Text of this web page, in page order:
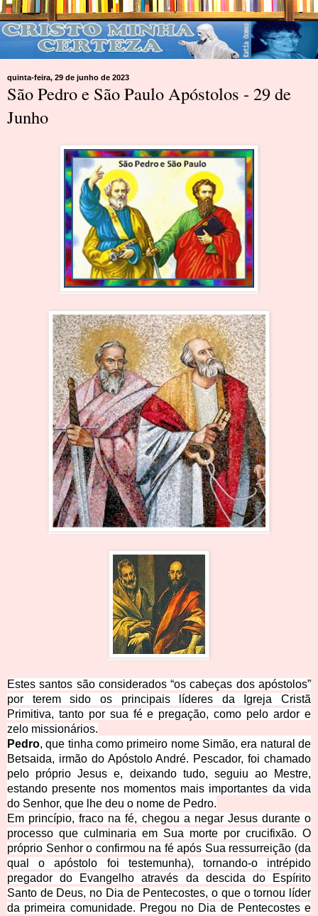
quinta-feira, 29 de junho de 2023
São Pedro e São Paulo Apóstolos - 29 de
Junho
Estes santos são considerados “os cabeças dos apóstolos”
por terem sido os principais líderes da Igreja Cristã
Primitiva, tanto por sua fé e pregação, como pelo ardor e
zelo missionários.
Pedro, que tinha como primeiro nome Simão, era natural de
Betsaida, irmão do Apóstolo André. Pescador, foi chamado
pelo próprio Jesus e, deixando tudo, seguiu ao Mestre,
estando presente nos momentos mais importantes da vida
do Senhor, que lhe deu o nome de Pedro.
Em princípio, fraco na fé, chegou a negar Jesus durante o
processo que culminaria em Sua morte por crucifixão. O
próprio Senhor o confirmou na fé após Sua ressurreição (da
qual o apóstolo foi testemunha), tornando-o intrépido
pregador do Evangelho através da descida do Espírito
Santo de Deus, no Dia de Pentecostes, o que o tornou líder
da primeira comunidade. Pregou no Dia de Pentecostes e